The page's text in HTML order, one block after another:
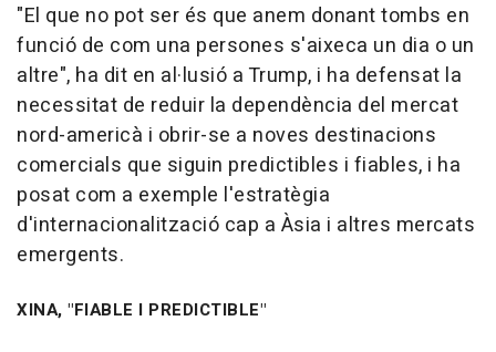
"El que no pot ser és que anem donant tombs en
funció de com una persones s'aixeca un dia o un
altre", ha dit en al·lusió a Trump, i ha defensat la
necessitat de reduir la dependència del mercat
nord-americà i obrir-se a noves destinacions
comercials que siguin predictibles i fiables, i ha
posat com a exemple l'estratègia
d'internacionalització cap a Àsia i altres mercats
emergents.
XINA, "FIABLE I PREDICTIBLE"